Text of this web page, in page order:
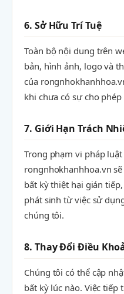
6. Sở Hữu Trí Tuệ
Toàn bộ nội dung trên
bản, hình ảnh, logo và
của
khi chưa có sự cho
7. Giới Hạn Trách
Trong phạm vi pháp
rongnhokhanhhoa.vn
bất kỳ thiệt hại gián
phát sinh từ việc sử
chúng tôi.
8. Thay Đổi Điều
Chúng tôi có thể cập
bất kỳ lúc nào. Việc tiếp